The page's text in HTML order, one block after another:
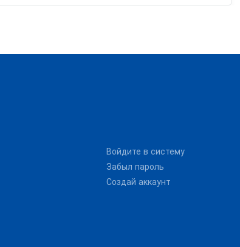
Войдите в систему
Забыл пароль
Создай аккаунт